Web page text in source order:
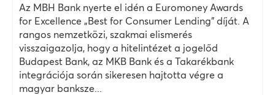
Az MBH Bank nyerte el idén a Euromoney Awards
for Excellence „Best for Consumer Lending” díját. A
rangos nemzetközi, szakmai elismerés
visszaigazolja, hogy a hitelintézet a jogelőd
Budapest Bank, az MKB Bank és a Takarékbank
integrációja során sikeresen hajtotta végre a
magyar banksze...